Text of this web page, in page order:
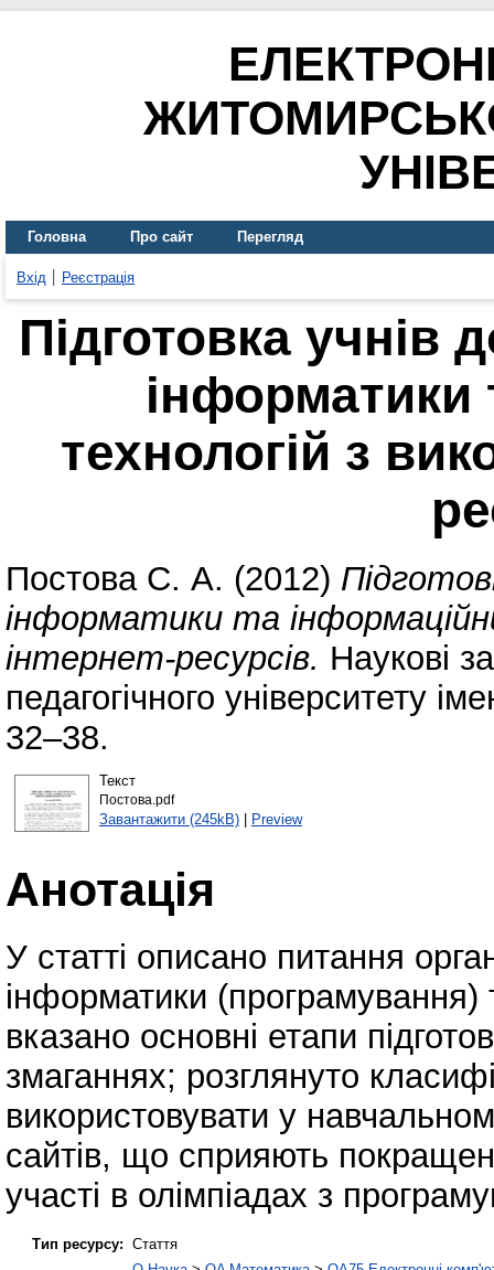
Головна Про сайт Перегляд
Вхід Реєстрація
Підготовка учнів
інформатики
технологій з
Постова С. А. (2012)
інформатики та
інтернет-ресурсів. Наукові
педагогічного університету
32–38.
Текст
Постова.pdf
Завантажити (245kB)| Preview
Анотація
У статті описано питання
інформатики (програмування)
вказано основні етапи
змаганнях; розглянуто
використовувати у
сайтів, що сприяють
участі в олімпіадах з
Тип ресурсу: Стаття